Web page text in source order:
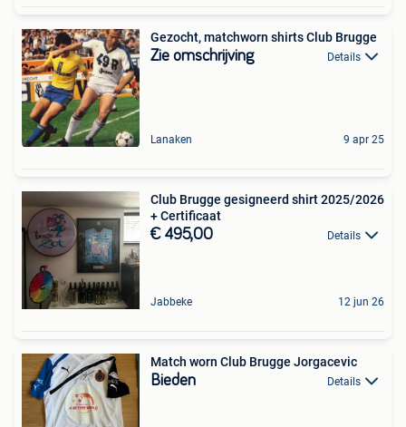
Gezocht, matchworn shirts Club Brugge
Zie omschrijving Details
Lanaken 9 apr 25
Club Brugge gesigneerd shirt 2025/2026
+ Certificaat
€ 495,00 Details
Jabbeke 12 jun 26
Match worn Club Brugge Jorgacevic
Bieden Details